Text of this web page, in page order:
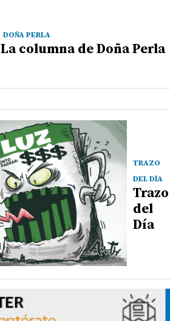
DOÑA PERLA
La columna de Doña Perla
TRAZO
DEL DÍA
Trazo
del
Día